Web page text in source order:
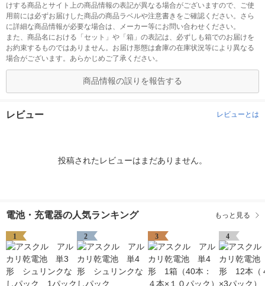
けする商品とサイト上の商品情報の表記が異なる場合がございますので、ご使
用前には必ずお届けした商品の商品ラベルや注意書きをご確認ください。さら
に詳細な商品情報が必要な場合は、メーカー等にお問い合わせください。
また、商品名における「セット」や「箱」の表記は、必ずしも箱でのお届けを
お約束するものではありません。お届け形態は倉庫の在庫状況等により異なる
場合がございます。あらかじめご了承ください。
商品情報の誤りを報告する
レビュー レビューとは
投稿されたレビューはまだありません。
電池・充電器の人気ランキング もっと見る
1 2 3 4